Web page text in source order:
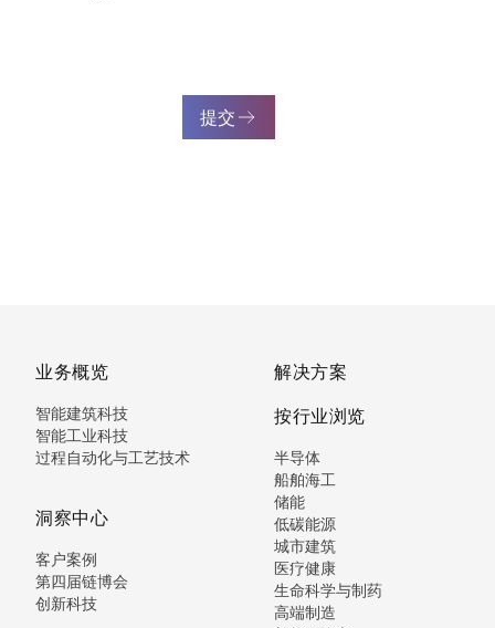
提交
业务概览
智能建筑科技
智能工业科技
过程自动化与工艺技术
洞察中心
客户案例
第四届链博会
创新科技
解决方案
按行业浏览
半导体
船舶海工
储能
低碳能源
城市建筑
医疗健康
生命科学与制药
高端制造